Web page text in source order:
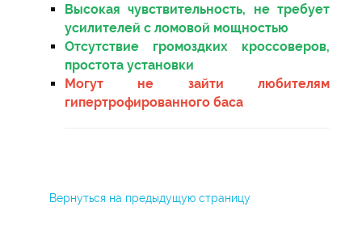
Высокая чувствительность, не требует
усилителей с ломовой мощностью
Отсутствие громоздких кроссоверов,
простота установки
Могут не зайти любителям
гипертрофированного баса
Вернуться на предыдущую страницу